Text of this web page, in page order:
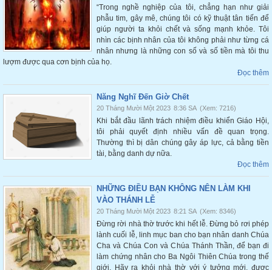
“Trong nghề nghiệp của tôi, chẳng hạn như giải
phẫu tim, gây mê, chúng tôi có kỹ thuật tân tiến để
giúp người ta khỏi chết và sống mạnh khỏe. Tôi
nhìn các bịnh nhân của tôi không phải như từng cá
nhân nhưng là những con số và số tiền mà tôi thu
lượm được qua cơn bịnh của họ.
Đọc thêm
Năng Nghĩ Đến Giờ Chết
20 Tháng Mười Một 2023 8:36 SA (Xem: 7216)
Khi bắt đầu lãnh trách nhiệm điều khiển Giáo Hội,
tôi phải quyết định nhiều vấn đề quan trọng.
Thường thì bị dân chúng gây áp lực, cả bằng tiền
tài, bằng danh dự nữa.
Đọc thêm
NHỮNG ĐIỀU BẠN KHÔNG NÊN LÀM KHI
VÀO THÁNH LỄ
20 Tháng Mười Một 2023 8:21 SA (Xem: 8346)
Đừng rời nhà thờ trước khi hết lễ. Đừng bỏ rơi phép
lành cuối lễ, linh mục ban cho bạn nhân danh Chúa
Cha và Chúa Con và Chúa Thánh Thần, để bạn đi
làm chứng nhân cho Ba Ngôi Thiên Chúa trong thế
giới. Hãy ra khỏi nhà thờ với ý tưởng mới, được